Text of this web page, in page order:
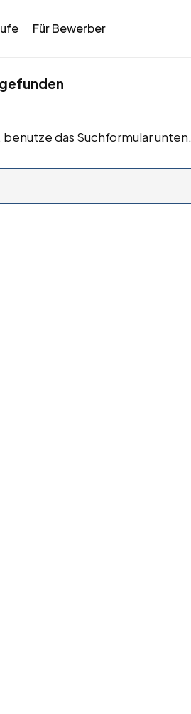
Für Bewerber
das Suchformular unten.